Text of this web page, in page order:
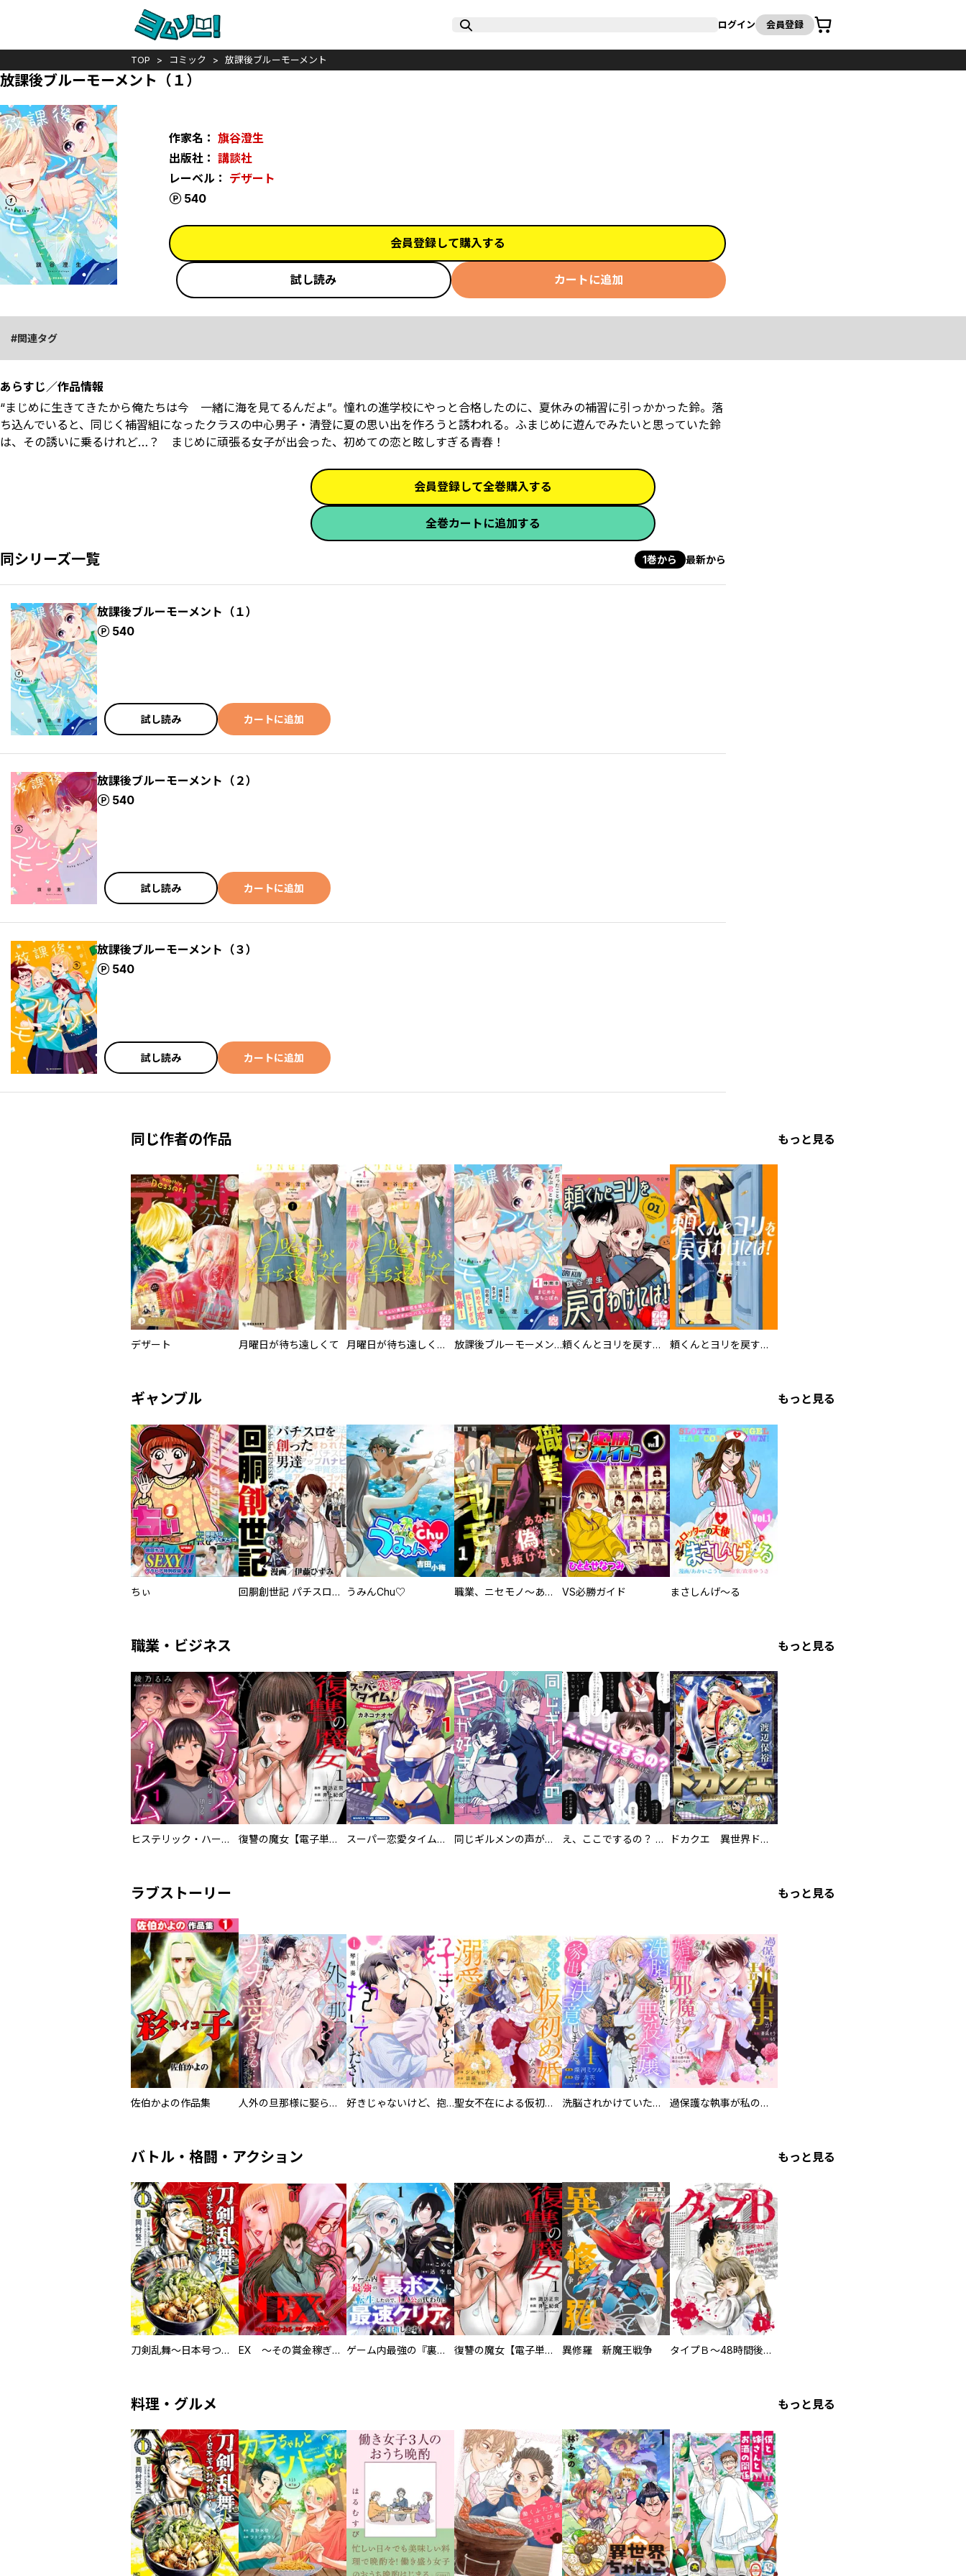
ログイン 会員登録
カート
TOP コミック 放課後ブルーモーメント
放課後ブルーモーメント（１）
作家名： 旗谷澄生
出版社： 講談社
レーベル： デザート
540
会員登録して購入する
試し読み カートに追加
関連タグ
あらすじ／作品情報
“まじめに生きてきたから俺たちは今 一緒に海を見てるんだよ”――。憧れの進学校にやっと合格したのに、夏休みの補習に引っかかった鈴。落
ち込んでいると、同じく補習組になったクラスの中心男子・清登に夏の思い出を作ろうと誘われる。ふまじめに遊んでみたいと思っていた鈴
は、その誘いに乗るけれど…？ まじめに頑張る女子が出会った、初めての恋と眩しすぎる青春！
会員登録して全巻購入する
全巻カートに追加する
同シリーズ一覧 1巻から 最新から
放課後ブルーモーメント（１）
540
ポイント
試し読み カートに追加
放課後ブルーモーメント（２）
540
ポイント
試し読み カートに追加
放課後ブルーモーメント（３）
540
ポイント
試し読み カートに追加
同じ作者の作品 もっと見る
デザート 月曜日が待ち遠しくて 月曜日が待ち遠しくて プチデザ 放課後ブルーモーメント プチデザ 頼くんとヨリを戻すわけには！ プチデザ 頼くんとヨリを戻すわけには！
ギャンブル もっと見る
ちぃ 回胴創世記 パチスロを創った男達 うみんChu♡ 職業、ニセモノ～あなたに偽は見抜けない【電子単行本版】 VS必勝ガイド まさしんげ～る
職業・ビジネス もっと見る
ヒステリック・ハーレム～搾られる男と堕ちる女～【電子単行本版】 復讐の魔女【電子単行本版】 スーパー恋愛タイム！～現場でドＳな彼女は自宅でデレる～ 同じギルメンの声が好き え、ここでするの？ アイドルのファンが知らない日常 ドカクエ 異世界ドカコッククエスト
ラブストーリー もっと見る
佐伯かよの作品集 人外の旦那様に娶られ毎晩ナカまで愛される…。アンソロジー 好きじゃないけど、抱いてください【電子単行本版／特典おまけ付き】 聖女不在による仮初め婚なのに、不器用な王太子に溺愛されています【電子単行本版／特典おまけ付き】 洗脳されかけていた悪役令嬢ですが家出を決意しました。【電子単行本版／特典おまけ付き】 過保護な執事が私の婚活を邪魔してきます！ 分冊版
バトル・格闘・アクション もっと見る
刀剣乱舞～日本号つれづれ酒～ EX ～その賞金稼ぎは、世界の出口を探す～【単行本版】 ゲーム内最強の『裏ボス』に転生したので、主人公の代わりに最速クリアを目指します！【電子単行本版】 復讐の魔女【電子単行本版】 異修羅 新魔王戦争 タイプＢ～48時間後、致死率100％～【単話】
料理・グルメ もっと見る